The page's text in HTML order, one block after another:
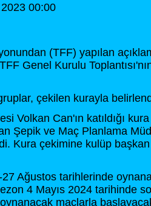
00:00
(TFF) yapılan
Genel Kurulu
çekilen kurayla
Volkan Can'ın katıldığı
Şepik ve Maç Planlama
Kura çekimine kulüp
Ağustos tarihlerinde
4 Mayıs 2024 tarihinde
maçlarla